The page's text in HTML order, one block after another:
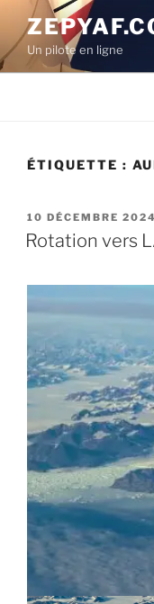
contenu
principal
Un pilote en ligne
ÉTIQUETTE :
PUBLIÉ
LE
10 DÉCEMBRE 2024
Rotation vers